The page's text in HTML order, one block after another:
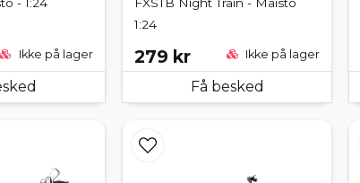
- 1:24
Ikke på lager
FXSTB Night Train - Maisto
1:24
279 kr Ikke på lager
Få besked